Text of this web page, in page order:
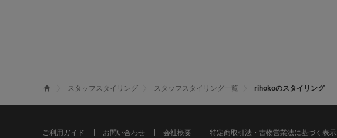
スタッフスタイリング スタッフスタイリング一覧 rihokoのスタイリング
ご利用ガイド お問い合わせ 会社概要 特定商取引法・古物営業法に基づく表示